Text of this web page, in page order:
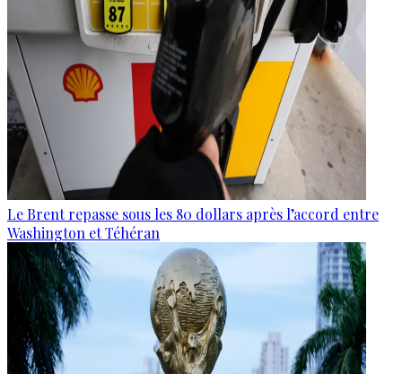
Le Brent repasse sous les 80 dollars après l’accord entre
Washington et Téhéran